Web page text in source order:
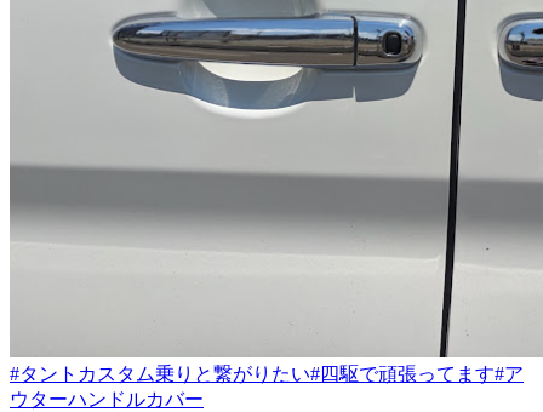
#タントカスタム乗りと繋がりたい#四駆で頑張ってます#ア
ウターハンドルカバー